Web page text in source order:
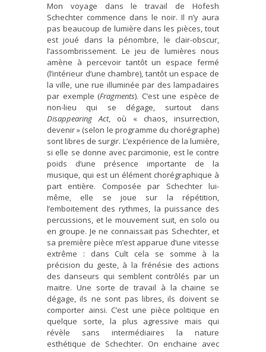
Mon voyage dans le travail de Hofesh
Schechter commence dans le noir. Il n’y aura
pas beaucoup de lumière dans les pièces, tout
est joué dans la pénombre, le clair-obscur,
l’assombrissement. Le jeu de lumières nous
amène à percevoir tantôt un espace fermé
(l’intérieur d’une chambre), tantôt un espace de
la ville, une rue illuminée par des lampadaires
par exemple (Fragments). C’est une espèce de
non-lieu qui se dégage, surtout dans
Disappearing Act, où « chaos, insurrection,
devenir » (selon le programme du chorégraphe)
sont libres de surgir. L’expérience de la lumière,
si elle se donne avec parcimonie, est le contre
poids d’une présence importante de la
musique, qui est un élément chorégraphique à
part entière. Composée par Schechter lui-
même, elle se joue sur la répétition,
l’emboitement des rythmes, la puissance des
percussions, et le mouvement suit, en solo ou
en groupe. Je ne connaissait pas Schechter, et
sa première pièce m’est apparue d’une vitesse
extrême : dans Cult cela se somme à la
précision du geste, à la frénésie des actions
des danseurs qui semblent contrôlés par un
maitre. Une sorte de travail à la chaine se
dégage, ils ne sont pas libres, ils doivent se
comporter ainsi. C’est une pièce politique en
quelque sorte, la plus agressive mais qui
révèle sans intermédiaires la nature
esthétique de Schechter. On enchaine avec